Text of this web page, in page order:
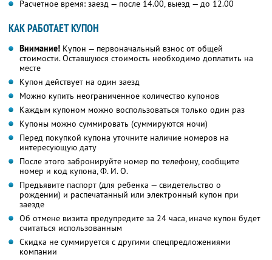
Расчетное время: заезд — после 14.00, выезд — до 12.00
КАК РАБОТАЕТ КУПОН
Внимание! Купон — первоначальный взнос от общей
стоимости. Оставшуюся стоимость необходимо доплатить на
месте
Купон действует на один заезд
Можно купить неограниченное количество купонов
Каждым купоном можно воспользоваться только один раз
Купоны можно суммировать (суммируются ночи)
Перед покупкой купона уточните наличие номеров на
интересующую дату
После этого забронируйте номер по телефону, сообщите
номер и код купона, Ф. И. О.
Предъявите паспорт (для ребенка — свидетельство о
рождении) и распечатанный или электронный купон при
заезде
Об отмене визита предупредите за 24 часа, иначе купон будет
считаться использованным
Скидка не суммируется с другими спецпредложениями
компании